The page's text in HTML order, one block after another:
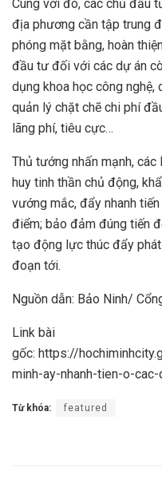
Cùng với đó, các chủ đầu
địa phương cần tập trung
phóng mặt bằng, hoàn
đầu tư đối với các dự án
dụng khoa học công nghệ,
quản lý chặt chẽ chi phí
lãng phí, tiêu cực…
Thủ tướng nhấn mạnh,
huy tinh thần chủ động,
vướng mắc, đẩy nhanh
điểm; bảo đảm đúng tiến
tạo động lực thúc đẩy
đoạn tới.
Nguồn dẫn: Bảo Ninh/
Link bài
gốc: https://
minh-ay-nhanh-tien-o-
Từ khóa: featured